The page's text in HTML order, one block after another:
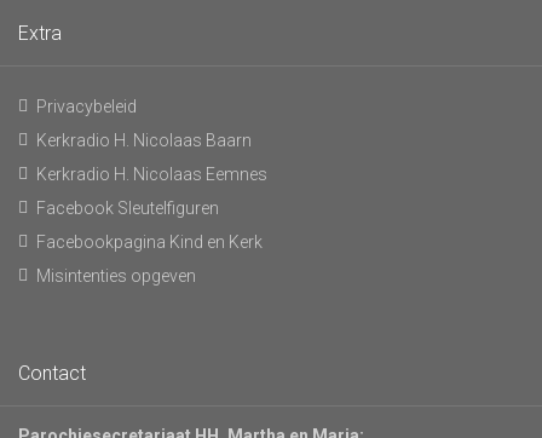
Extra
Privacybeleid
Kerkradio H. Nicolaas Baarn
Kerkradio H. Nicolaas Eemnes
Facebook Sleutelfiguren
Facebookpagina Kind en Kerk
Misintenties opgeven
Contact